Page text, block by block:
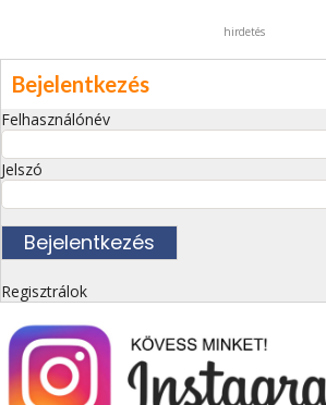
hirdetés
Bejelentkezés
Felhasználónév
Jelszó
Regisztrálok